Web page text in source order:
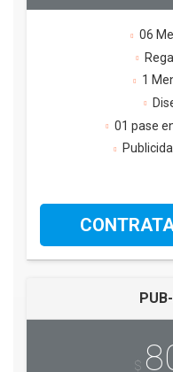
06
1
01 pase
$